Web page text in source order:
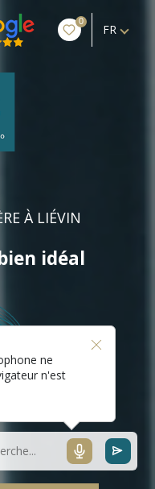
0
FR
À LIÉVIN
idéal
ne
n'est